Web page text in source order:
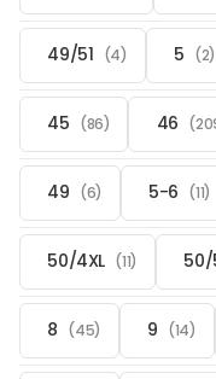
49/51 (4) 5 (2)
45 (86) 46
49 (6) 5-6 (11)
50/4XL (11) 50/
8 (45) 9 (14)